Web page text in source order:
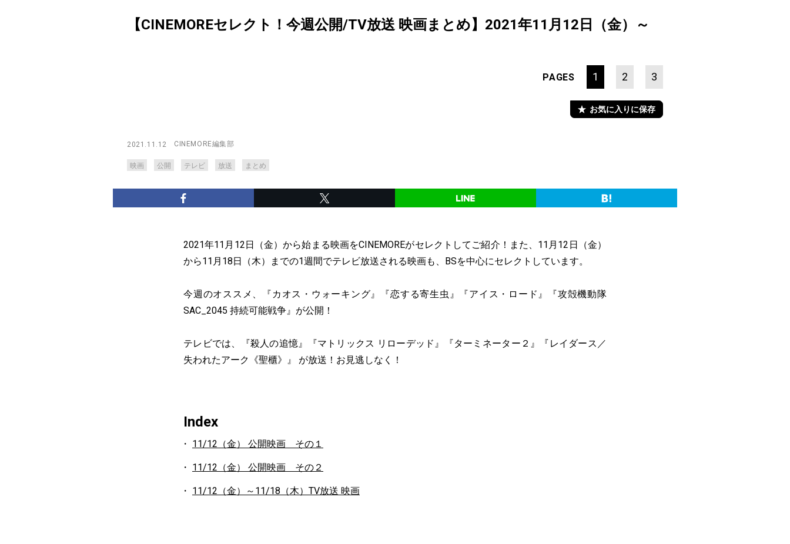
【CINEMOREセレクト！今週公開/TV放送 映画まとめ】2021年11月12日（金）～
PAGES 1 2 3
お気に入りに保存
2021.11.12 CINEMORE編集部
映画 公開 テレビ 放送 まとめ
2021年11月12日（金）から始まる映画をCINEMOREがセレクトしてご紹介！また、11月12日（金）
から11月18日（木）までの1週間でテレビ放送される映画も、BSを中心にセレクトしています。
今週のオススメ、『カオス・ウォーキング』『恋する寄生虫』『アイス・ロード』『攻殻機動隊
SAC_2045 持続可能戦争』が公開！
テレビでは、『殺人の追憶』『マトリックス リローデッド』『ターミネーター２』『レイダース／
失われたアーク《聖櫃》』 が放送！お見逃しなく！
Index
11/12（金） 公開映画 その１
11/12（金） 公開映画 その２
11/12（金）～11/18（木）TV放送 映画